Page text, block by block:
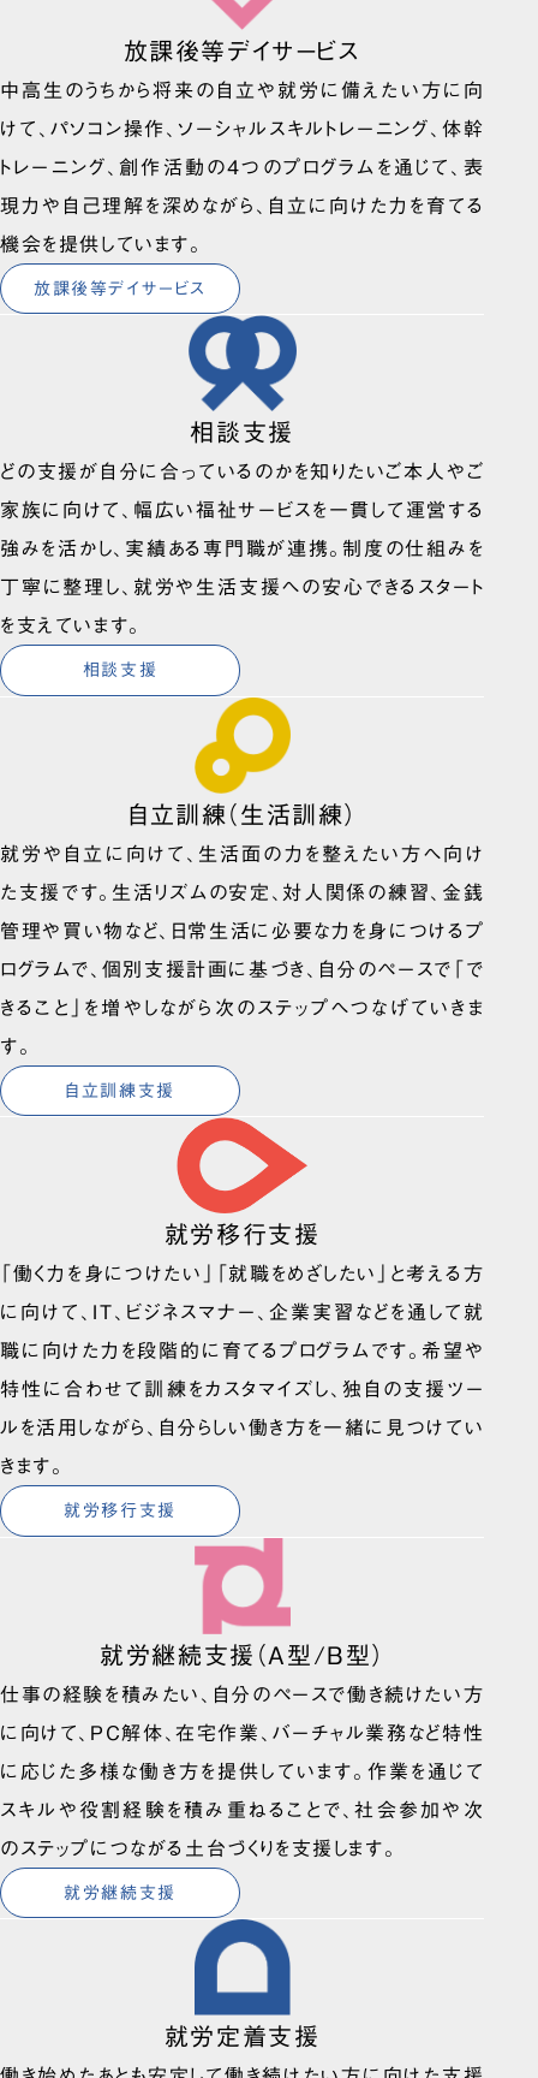
放課後等デイサービス
中高生のうちから将来の自立や就労に備えたい方に向
けて、パソコン操作、ソーシャルスキルトレーニング、体幹
トレーニング、創作活動の4つのプログラムを通じて、表
現力や自己理解を深めながら、自立に向けた力を育てる
機会を提供しています。
放課後等デイサービス
相談支援
どの支援が自分に合っているのかを知りたいご本人やご
家族に向けて、幅広い福祉サービスを一貫して運営する
強みを活かし、実績ある専門職が連携。制度の仕組みを
丁寧に整理し、就労や生活支援への安心できるスタート
を支えています。
相談支援
自立訓練（生活訓練）
就労や自立に向けて、生活面の力を整えたい方へ向け
た支援です。生活リズムの安定、対人関係の練習、金銭
管理や買い物など、日常生活に必要な力を身につけるプ
ログラムで、個別支援計画に基づき、自分のペースで「で
きること」を増やしながら次のステップへつなげていきま
す。
自立訓練支援
就労移行支援
「働く力を身につけたい」「就職をめざしたい」と考える方
に向けて、IT、ビジネスマナー、企業実習などを通して就
職に向けた力を段階的に育てるプログラムです。希望や
特性に合わせて訓練をカスタマイズし、独自の支援ツー
ルを活用しながら、自分らしい働き方を一緒に見つけてい
きます。
就労移行支援
就労継続支援（A型/B型）
仕事の経験を積みたい、自分のペースで働き続けたい方
に向けて、PC解体、在宅作業、バーチャル業務など特性
に応じた多様な働き方を提供しています。作業を通じて
スキルや役割経験を積み重ねることで、社会参加や次
のステップにつながる土台づくりを支援します。
就労継続支援
就労定着支援